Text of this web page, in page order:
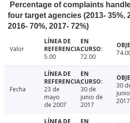
Percentage of complaints
four target agencies (2013- 35%,
2016- 70%, 2017- 72%)
Valor
5.00
72.00
Fecha
23 de
mayo
de 2007
30 de
junio de
2017
30
2017